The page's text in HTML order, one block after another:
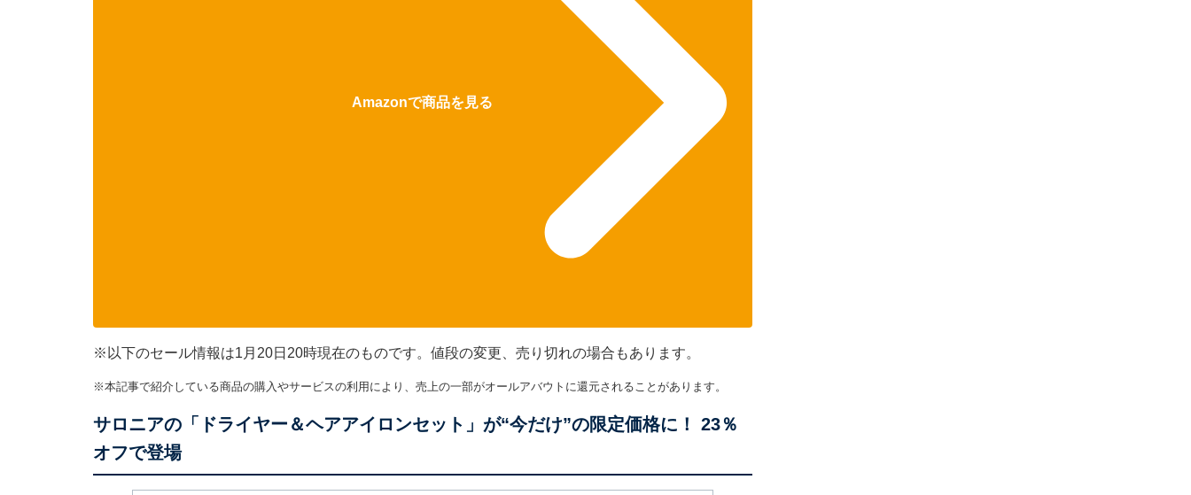
Amazonで商品を見る
※以下のセール情報は1月20日20時現在のものです。値段の変更、売り切れの場合もあります。
※本記事で紹介している商品の購入やサービスの利用により、売上の一部がオールアバウトに還元されることがあります。
サロニアの「ドライヤー＆ヘアアイロンセット」が“今だけ”の限定価格に！ 23％
オフで登場